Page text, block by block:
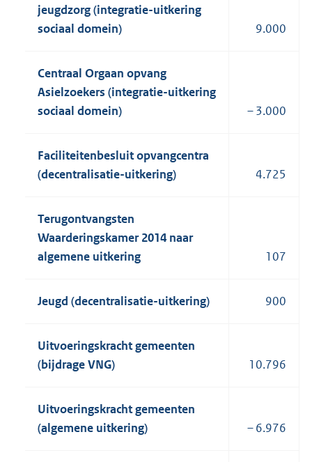
jeugdzorg (integratie-uitkering
sociaal domein)
9.000
Centraal Orgaan opvang
Asielzoekers (integratie-uitkering
sociaal domein)
– 3.000
Faciliteitenbesluit opvangcentra
(decentralisatie-uitkering)
4.725
Terugontvangsten
Waarderingskamer 2014 naar
algemene uitkering
107
Jeugd (decentralisatie-uitkering) 900
Uitvoeringskracht gemeenten
(bijdrage VNG)
10.796
Uitvoeringskracht gemeenten
(algemene uitkering)
– 6.976